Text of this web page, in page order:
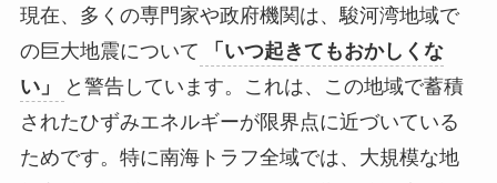
現在、多くの専門家や政府機関は、駿河湾地域で
の巨大地震について
「いつ起きてもおかしくな
い」
と警告しています。これは、この地域で蓄積
されたひずみエネルギーが限界点に近づいている
ためです。特に南海トラフ全域では、大規模な地